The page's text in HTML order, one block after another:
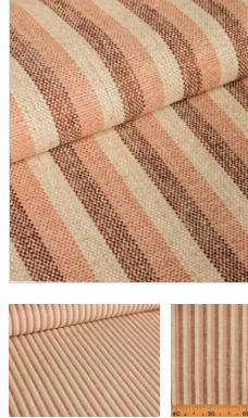
Условия работы
Оплата и доставка
Как оформить заказ
Вакансии
Как нас найти
Написать нам
Доверенность на
получение груза
Документы по работе с
персональными данными
Письмо руководителю
Вопросы и ответы
Новости | Статьи